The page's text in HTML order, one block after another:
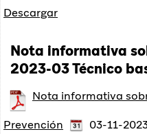
Descargar
Nota informativa
2023-03 Técnico
Nota informativa
Prevención
03-11-